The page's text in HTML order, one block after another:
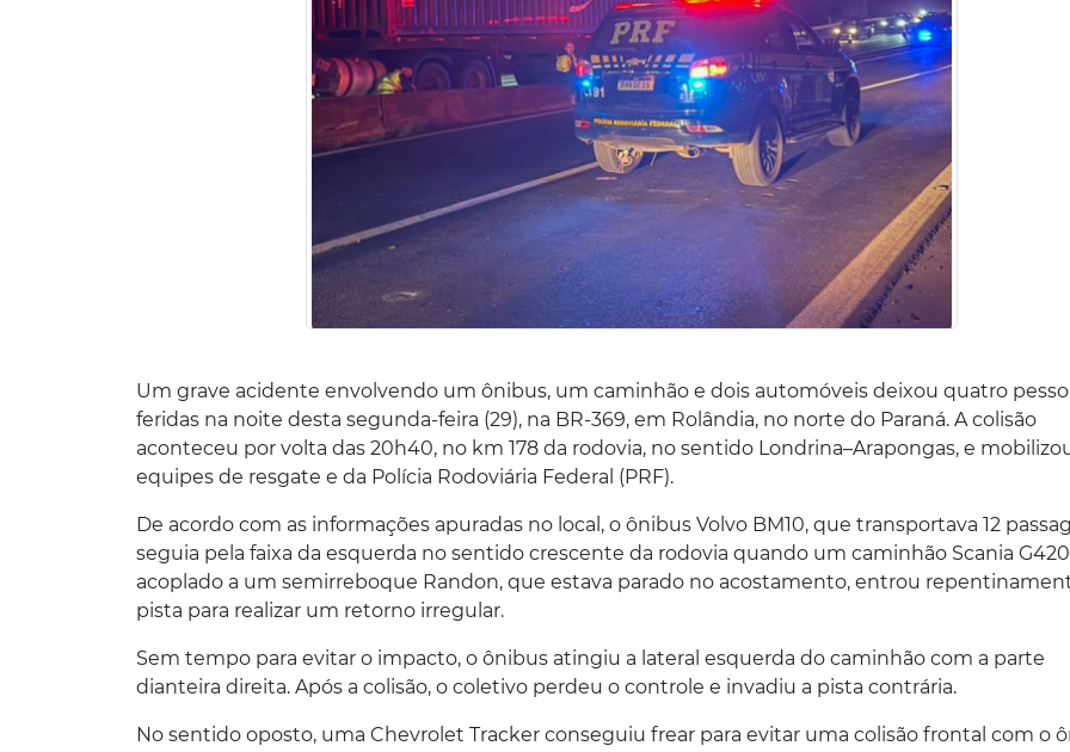
Um grave acidente envolvendo um ônibus, um caminhão e dois automóveis deixou quatro
feridas na noite desta segunda-feira (29), na BR-369, em Rolândia, no norte do Paraná. A colisão
aconteceu por volta das 20h40, no km 178 da rodovia, no sentido Londrina–Arapongas, e
equipes de resgate e da Polícia Rodoviária Federal (PRF).
De acordo com as informações apuradas no local, o ônibus Volvo BM10, que transportava 12
seguia pela faixa da esquerda no sentido crescente da rodovia quando um caminhão Scania
acoplado a um semirreboque Randon, que estava parado no acostamento, entrou
pista para realizar um retorno irregular.
Sem tempo para evitar o impacto, o ônibus atingiu a lateral esquerda do caminhão com a parte
dianteira direita. Após a colisão, o coletivo perdeu o controle e invadiu a pista contrária.
No sentido oposto, uma Chevrolet Tracker conseguiu frear para evitar uma colisão frontal com o